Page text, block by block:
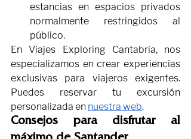
estancias en espacios privados
normalmente restringidos al
público.
En Viajes Exploring Cantabria, nos
especializamos en crear experiencias
exclusivas para viajeros exigentes.
Puedes reservar tu excursión
personalizada en nuestra web.
Consejos para disfrutar al